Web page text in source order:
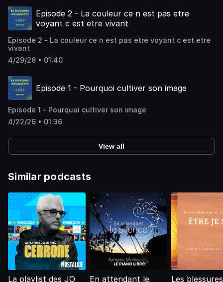
Episode 2 - La couleur ce n est pas etre
voyant c est etre vivant
Episode 2 - La couleur ce n est pas etre voyant c est etre
vivant
4/29/26 • 01:40
Episode 1 - Pourquoi cultiver son image
Episode 1 - Pourquoi cultiver son image
4/22/26 • 01:36
View all
Similar podcasts
La playlist des JO En attendant le Les